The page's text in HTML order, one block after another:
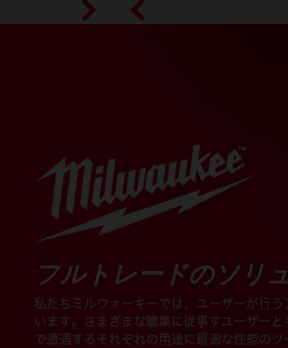
フルトレードのソリ
私たちミルウォーキーでは、ユーザーが行
います。さまざまな職業に従事すユーザー
で遭遇するそれぞれの用途に最適な性能の